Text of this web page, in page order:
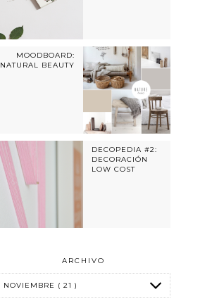
MOODBOARD:
NATURAL BEAUTY
DECOPEDIA #2:
DECORACIÓN
LOW COST
ARCHIVO